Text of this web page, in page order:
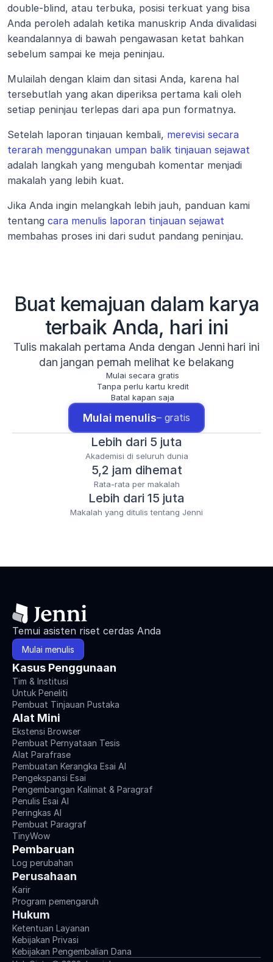
double-blind, atau terbuka, posisi terkuat yang bisa
Anda peroleh adalah ketika manuskrip Anda divalidasi
keandalannya di bawah pengawasan ketat bahkan
sebelum sampai ke meja peninjau.
Mulailah dengan klaim dan sitasi Anda, karena hal
tersebutlah yang akan diperiksa pertama kali oleh
setiap peninjau terlepas dari apa pun formatnya.
Setelah laporan tinjauan kembali, merevisi secara
terarah menggunakan umpan balik tinjauan sejawat
adalah langkah yang mengubah komentar menjadi
makalah yang lebih kuat.
Jika Anda ingin melangkah lebih jauh, panduan kami
tentang cara menulis laporan tinjauan sejawat
membahas proses ini dari sudut pandang peninjau.
Buat kemajuan dalam karya
terbaik Anda, hari ini
Tulis makalah pertama Anda dengan Jenni hari ini
dan jangan pernah melihat ke belakang
Mulai secara gratis
Tanpa perlu kartu kredit
Batal kapan saja
Mulai menulis– gratis
Lebih dari 5 juta
Akademisi di seluruh dunia
5,2 jam dihemat
Rata-rata per makalah
Lebih dari 15 juta
Makalah yang ditulis tentang Jenni
Temui asisten riset cerdas Anda
Mulai menulis
Kasus Penggunaan
Tim & Institusi
Untuk Peneliti
Pembuat Tinjauan Pustaka
Alat Mini
Ekstensi Browser
Pembuat Pernyataan Tesis
Alat Parafrase
Pembuatan Kerangka Esai AI
Pengekspansi Esai
Pengembangan Kalimat & Paragraf
Penulis Esai AI
Peringkas AI
Pembuat Paragraf
TinyWow
Pembaruan
Log perubahan
Perusahaan
Karir
Program pemengaruh
Hukum
Ketentuan Layanan
Kebijakan Privasi
Kebijakan Pengembalian Dana